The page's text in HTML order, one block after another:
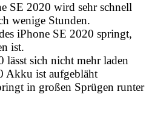
SE 2020 wird sehr schnell
wenige Stunden.
iPhone SE 2020 springt,
ist.
lässt sich nicht mehr laden
Akku ist aufgebläht
in großen Sprügen runter